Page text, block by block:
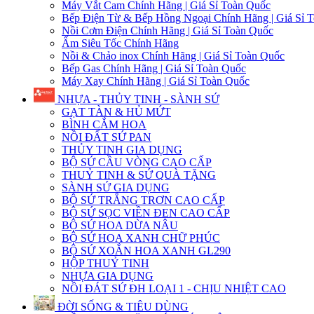
Máy Vắt Cam Chính Hãng | Giá Sỉ Toàn Quốc
Bếp Điện Từ & Bếp Hồng Ngoại Chính Hãng | Giá Sỉ
Nồi Cơm Điện Chính Hãng | Giá Sỉ Toàn Quốc
Ấm Siêu Tốc Chính Hãng
Nồi & Chảo inox Chính Hãng | Giá Sỉ Toàn Quốc
Bếp Gas Chính Hãng | Giá Sỉ Toàn Quốc
Máy Xay Chính Hãng | Giá Sỉ Toàn Quốc
NHỰA - THỦY TINH - SÀNH SỨ
GẠT TÀN & HỦ MỨT
BÌNH CẮM HOA
NỒI ĐẤT SỨ PAN
THỦY TINH GIA DỤNG
BỘ SỨ CẦU VÒNG CAO CẤP
THUỶ TINH & SỨ QUÀ TẶNG
SÀNH SỨ GIA DỤNG
BỘ SỨ TRẮNG TRƠN CAO CẤP
BỘ SỨ SỌC VIỀN ĐEN CAO CẤP
BỘ SỨ HOA DỪA NÂU
BỘ SỨ HOA XANH CHỮ PHÚC
BỘ SỨ XOẮN HOA XANH GL290
HỘP THUỶ TINH
NHỰA GIA DỤNG
NỒI ĐÁT SỨ ĐH LOẠI 1 - CHỊU NHIỆT CAO
ĐỜI SỐNG & TIÊU DÙNG